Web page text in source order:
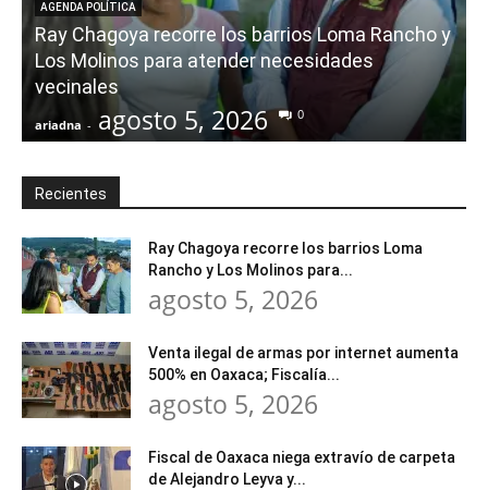
AGENDA POLÍTICA
Ray Chagoya recorre los barrios Loma Rancho y
Los Molinos para atender necesidades
vecinales
ariadna - agosto 5, 2026 0
Recientes
Ray Chagoya recorre los barrios Loma
Rancho y Los Molinos para...
agosto 5, 2026
Venta ilegal de armas por internet aumenta
500% en Oaxaca; Fiscalía...
agosto 5, 2026
Fiscal de Oaxaca niega extravío de carpeta
de Alejandro Leyva y...